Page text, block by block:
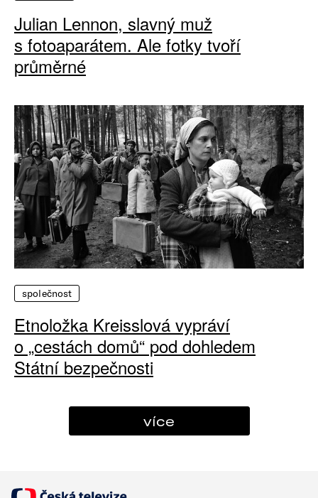
Julian Lennon, slavný muž
s fotoaparátem. Ale fotky tvoří
průměrné
společnost
Etnoložka Kreisslová vypráví
o „cestách domů“ pod dohledem
Státní bezpečnosti
více